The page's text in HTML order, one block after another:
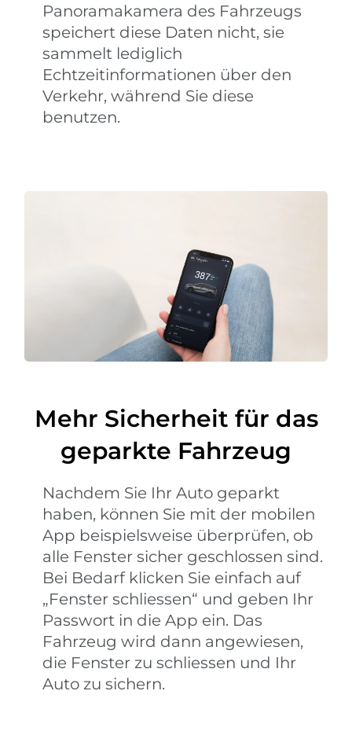
Panoramakamera des Fahrzeugs
speichert diese Daten nicht, sie
sammelt lediglich
Echtzeitinformationen über den
Verkehr, während Sie diese
benutzen.
Mehr Sicherheit für das
geparkte Fahrzeug
Nachdem Sie Ihr Auto geparkt
haben, können Sie mit der mobilen
App beispielsweise überprüfen, ob
alle Fenster sicher geschlossen sind.
Bei Bedarf klicken Sie einfach auf
„Fenster schliessen“ und geben Ihr
Passwort in die App ein. Das
Fahrzeug wird dann angewiesen,
die Fenster zu schliessen und Ihr
Auto zu sichern.